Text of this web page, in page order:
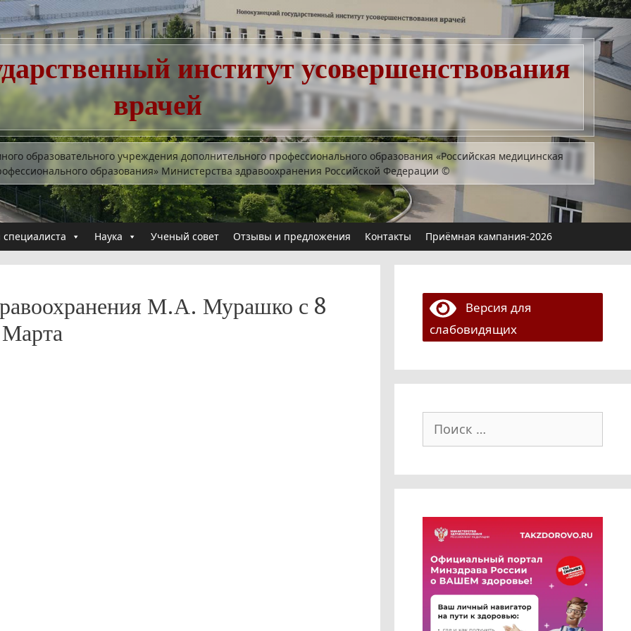
институт усовершенствования
врачей
образовательного учреждения дополнительного профессионального образования «Российская медицинская
образования» Министерства здравоохранения Российской Федерации©
Наука Ученый совет Отзывы и предложения Контакты Приёмная кампания-2026
М.А. Мурашко с 8
Марта
Версия для
слабовидящих